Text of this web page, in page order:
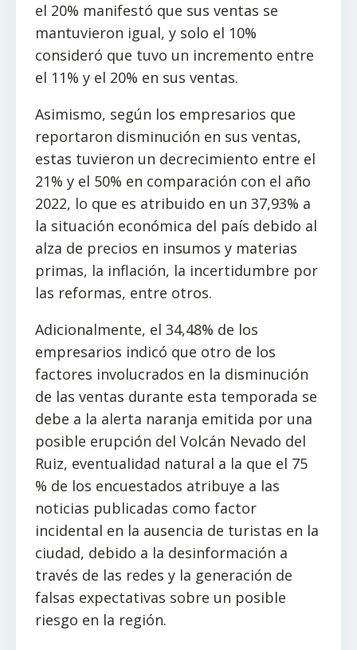
el 20% manifestó que sus ventas se
mantuvieron igual, y solo el 10%
consideró que tuvo un incremento entre
el 11% y el 20% en sus ventas.
Asimismo, según los empresarios que
reportaron disminución en sus ventas,
estas tuvieron un decrecimiento entre el
21% y el 50% en comparación con el año
2022, lo que es atribuido en un 37,93% a
la situación económica del país debido al
alza de precios en insumos y materias
primas, la inflación, la incertidumbre por
las reformas, entre otros.
Adicionalmente, el 34,48% de los
empresarios indicó que otro de los
factores involucrados en la disminución
de las ventas durante esta temporada se
debe a la alerta naranja emitida por una
posible erupción del Volcán Nevado del
Ruiz, eventualidad natural a la que el 75
% de los encuestados atribuye a las
noticias publicadas como factor
incidental en la ausencia de turistas en la
ciudad, debido a la desinformación a
través de las redes y la generación de
falsas expectativas sobre un posible
riesgo en la región.